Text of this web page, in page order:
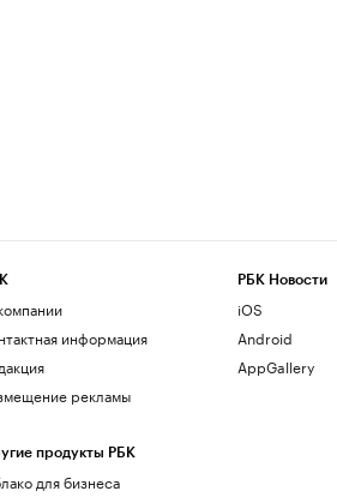
информация
рекламы
продукты РБК
для бизнеса
РБК Новости
iOS
Android
AppGallery